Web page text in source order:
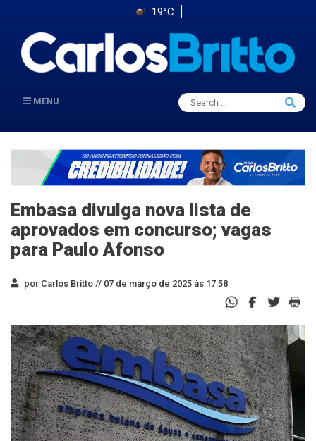
19°C
MENU
Search
for:
Search
Embasa divulga nova lista de
aprovados em concurso; vagas
para Paulo Afonso
por Carlos Britto // 07 de março de 2025 às 17:58